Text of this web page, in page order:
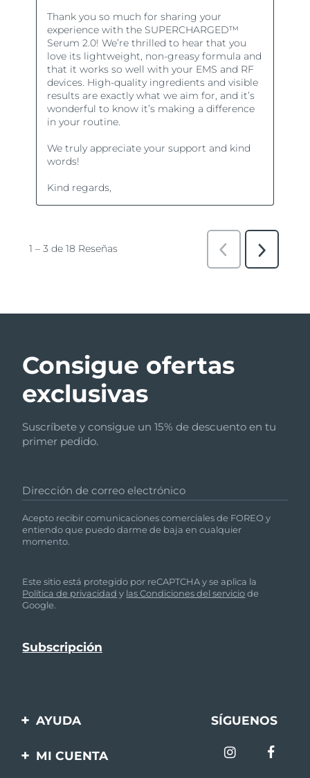
Consigue ofertas
exclusivas
Suscríbete y consigue un 15% de descuento en tu
primer pedido.
Dirección de correo electrónico
Acepto recibir comunicaciones comerciales de FOREO y
entiendo que puedo darme de baja en cualquier
momento.
Este sitio está protegido por reCAPTCHA y se aplica la
Política de privacidad y las Condiciones del serviciode
Google.
AYUDA
Contáctanos
SÍGUENOS
MI CUENTA